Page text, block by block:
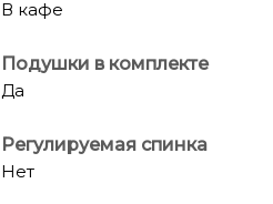
В кафе
Подушки в комплекте
Да
Регулируемая спинка
Нет